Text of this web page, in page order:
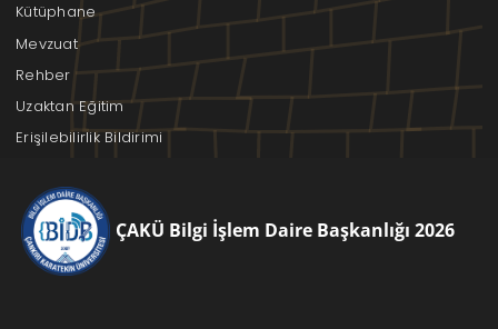
Kütüphane
Mevzuat
Rehber
Uzaktan Eğitim
Erişilebilirlik Bildirimi
ÇAKÜ Bilgi İşlem Daire Başkanlığı 2026